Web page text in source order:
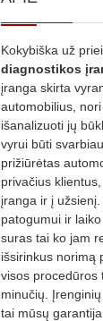
Kokybiška už
diagnostikos
įranga skirta
automobilius,
išanalizuoti jų
vyrui būti
prižiūrėtas
privačius
įranga ir į
patogumui ir
suras tai ko jam
išsirinkus norimą
visos procedūros
minučių.
tai mūsų garantija